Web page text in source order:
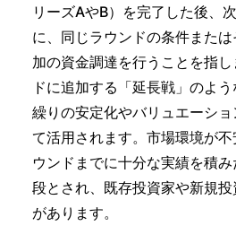
リーズAやB）を完了した後、
に、同じラウンドの条件また
加の資金調達を行うことを指
ドに追加する「延長戦」のよ
繰りの安定化やバリュエーシ
て活用されます。市場環境が
ウンドまでに十分な実績を積
段とされ、既存投資家や新規
があります。